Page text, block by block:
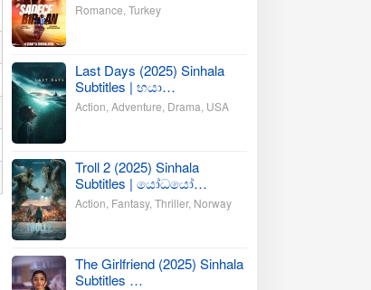
Romance Turkey
Last Days (2025) Sinhala
Subtitles | භයා…
Action Adventure Drama USA
Troll 2 (2025) Sinhala
Subtitles | යෝධයෝ…
Action Fantasy, Thriller, Norway
The Girlfriend (2025) Sinhala
Subtitles …